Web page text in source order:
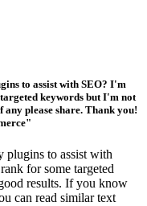
to assist with SEO? I'm
keywords but I'm not
please share. Thank you!
to assist with
for some targeted
results. If you know
can read similar text